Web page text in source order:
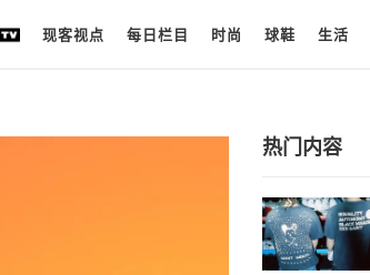
现客视点 每日栏目 时尚 球鞋 生活
热门内容